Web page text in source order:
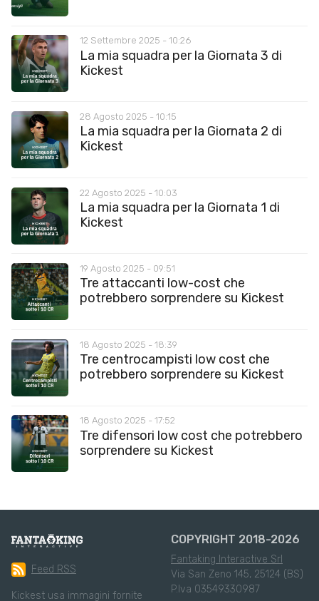
12 Settembre 2025 - 10:26
La mia squadra per la Giornata 3 di
Kickest
28 Agosto 2025 - 10:15
La mia squadra per la Giornata 2 di
Kickest
22 Agosto 2025 - 10:03
La mia squadra per la Giornata 1 di
Kickest
19 Agosto 2025 - 09:51
Tre attaccanti low-cost che
potrebbero sorprendere su Kickest
18 Agosto 2025 - 18:39
Tre centrocampisti low cost che
potrebbero sorprendere su Kickest
18 Agosto 2025 - 17:52
Tre difensori low cost che potrebbero
sorprendere su Kickest
Feed RSS
Kickest usa immagini fornite
COPYRIGHT 2018-2026
Fantaking Interactive Srl
Via San Zeno 145, 25124 (BS)
P.Iva 03549330987